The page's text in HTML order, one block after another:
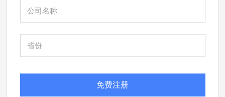
免费注册